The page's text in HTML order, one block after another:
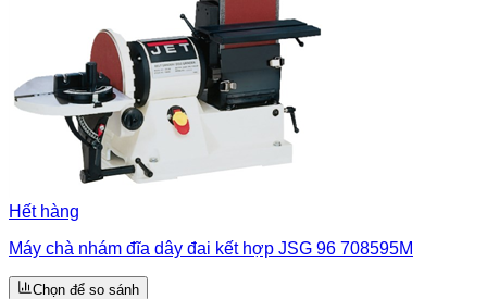
Hết hàng
Máy chà nhám đĩa dây đai kết hợp JSG 96 708595M
Chọn để so sánh